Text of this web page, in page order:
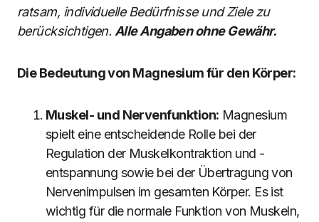
ratsam, individuelle Bedürfnisse und Ziele zu
berücksichtigen. Alle Angaben ohne Gewähr.
Die Bedeutung von Magnesium für den Körper:
Muskel- und Nervenfunktion: Magnesium
spielt eine entscheidende Rolle bei der
Regulation der Muskelkontraktion und -
entspannung sowie bei der Übertragung von
Nervenimpulsen im gesamten Körper. Es ist
wichtig für die normale Funktion von Muskeln,